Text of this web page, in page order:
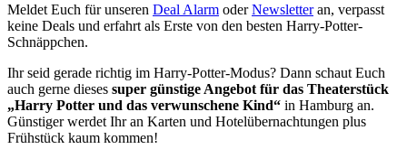
Meldet Euch für unseren Deal Alarm oderNewsletteran, verpasst
keine Deals und erfahrt als Erste von den besten Harry-Potter-
Schnäppchen.
Ihr seid gerade richtig im Harry-Potter-Modus? Dann schaut Euch
auch gerne dieses super günstige Angebot für das Theaterstück
„Harry Potter und das verwunschene Kind“ in Hamburg an.
Günstiger werdet Ihr an Karten und Hotelübernachtungen plus
Frühstück kaum kommen!